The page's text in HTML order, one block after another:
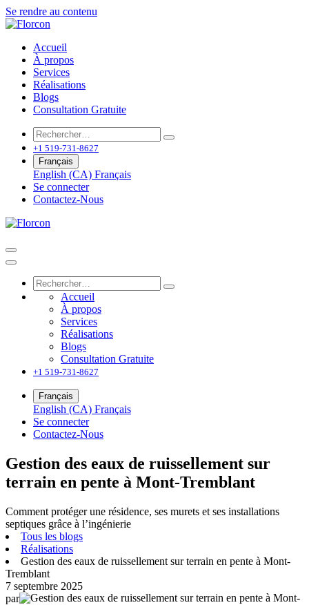
Se rendre au contenu
Accueil
À propos
Services
Réalisations
Blogs
Consultation Gratuite
+1 519-731-8627
Français
English (CA) Français
Se connecter
Contactez-Nous
Accueil
À propos
Services
Réalisations
Blogs
Consultation Gratuite
+1 519-731-8627
Français
English (CA) Français
Se connecter
Contactez-Nous
Gestion des eaux de ruissellement sur
terrain en pente à Mont-Tremblant
Comment protéger une résidence, ses murets et ses installations
septiques grâce à l’ingénierie
Tous les blogs
Réalisations
Gestion des eaux de ruissellement sur terrain en pente à Mont-
Tremblant
7 septembre 2025
par